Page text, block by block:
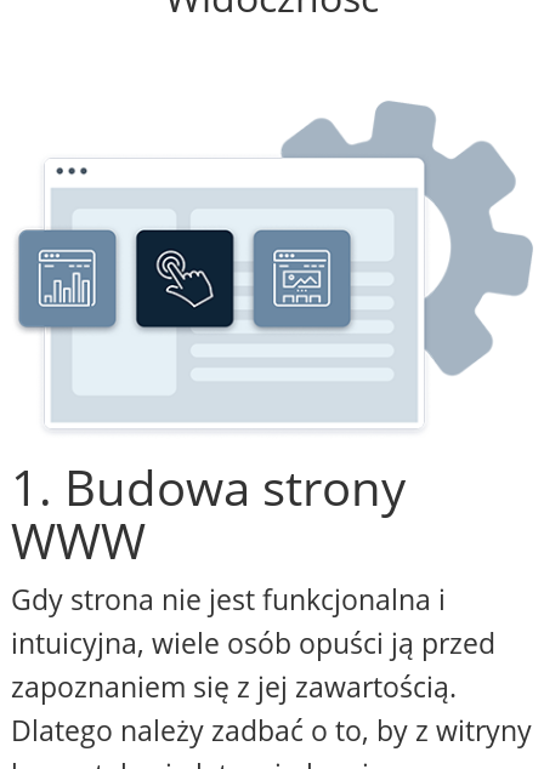
1. Budowa strony
WWW
Gdy strona nie jest funkcjonalna i
intuicyjna, wiele osób opuści ją przed
zapoznaniem się z jej zawartością.
Dlatego należy zadbać o to, by z witryny